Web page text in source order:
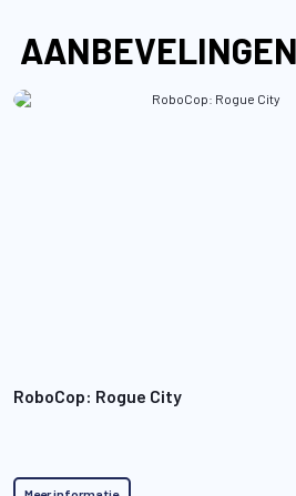
AANBEVELINGEN
RoboCop: Rogue City